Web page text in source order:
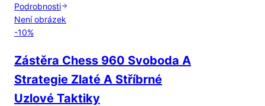
Podrobnosti
Není obrázek
-10%
Zástěra Chess 960 Svoboda A
Strategie Zlaté A Stříbrné
Uzlové Taktiky